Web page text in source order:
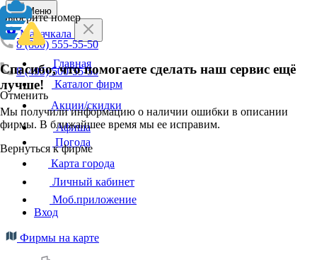
Выберите номер
8 (800) 555-55-50
8 (495) 500-55-50
Отменить
Спасибо, что помогаете сделать наш сервис ещё
лучше!
Мы получили информацию о наличии ошибки в описании
фирмы. В ближайшее время мы ее исправим.
Вернуться к фирме
Меню
Махачкала
Главная
Каталог фирм
Акции/скидки
Афиша
Погода
Карта города
Личный кабинет
Моб.приложение
Вход
Фирмы на карте